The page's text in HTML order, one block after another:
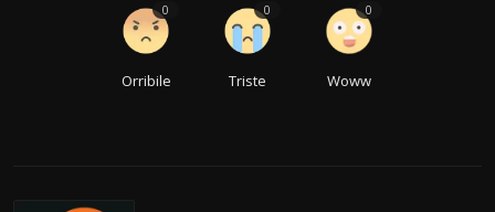
Orribile
0
Triste
0
Woww
0